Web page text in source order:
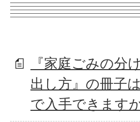
『家庭ごみの分
出し方』の冊子
で入手できますか